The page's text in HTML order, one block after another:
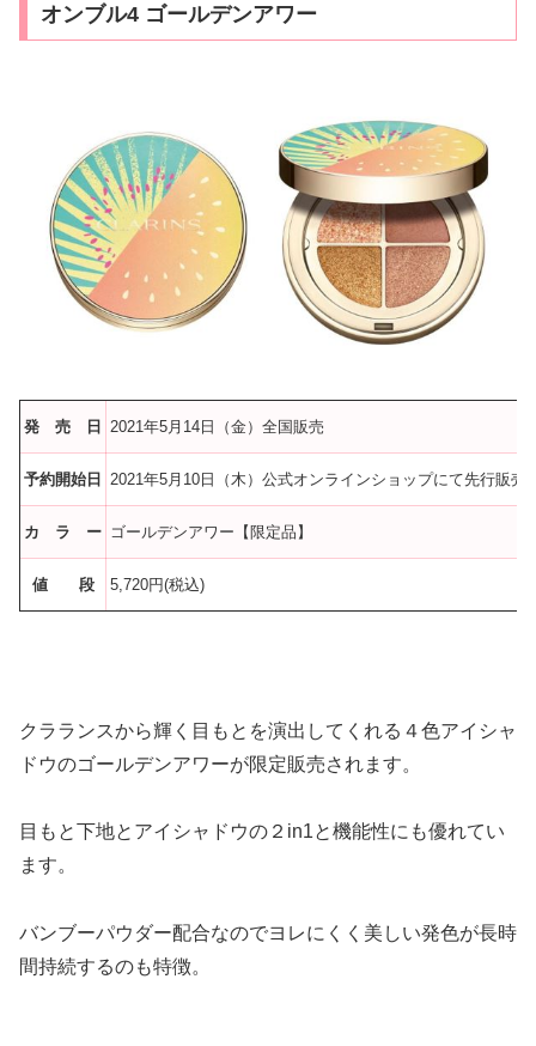
オンブル4 ゴールデンアワー
発 売 日 2021年5月14日（金）全国販売
予約開始日 2021年5月10日（木）公式オンラインショップにて先行販売
カ ラ ー ゴールデンアワー【限定品】
値 段 5,720円(税込)
クラランスから輝く目もとを演出してくれる４色アイシャ
ドウのゴールデンアワーが限定販売されます。
目もと下地とアイシャドウの２in1と機能性にも優れてい
ます。
バンブーパウダー配合なのでヨレにくく美しい発色が長時
間持続するのも特徴。